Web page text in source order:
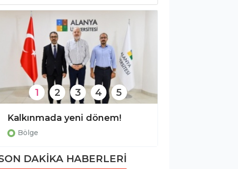
Kalkınmada yeni dönem!
Bölge
1 2 3 4 5
DAKİKA HABERLERİ